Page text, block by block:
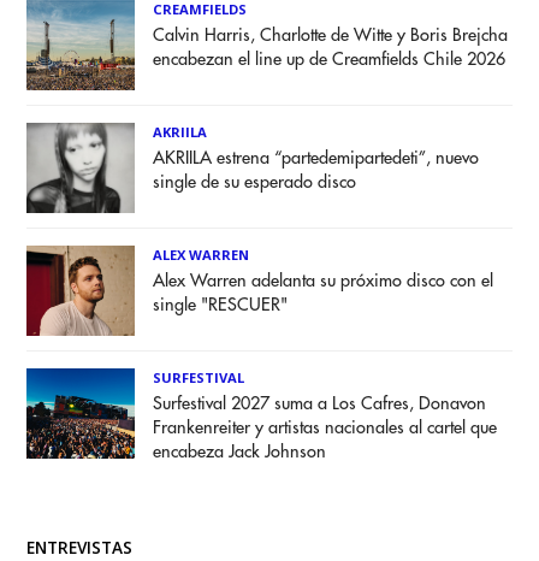
CREAMFIELDS
Calvin Harris, Charlotte de Witte y Boris Brejcha
encabezan el line up de Creamfields Chile 2026
AKRIILA
AKRIILA estrena “partedemipartedeti”, nuevo
single de su esperado disco
ALEX WARREN
Alex Warren adelanta su próximo disco con el
single "RESCUER"
SURFESTIVAL
Surfestival 2027 suma a Los Cafres, Donavon
Frankenreiter y artistas nacionales al cartel que
encabeza Jack Johnson
ENTREVISTAS